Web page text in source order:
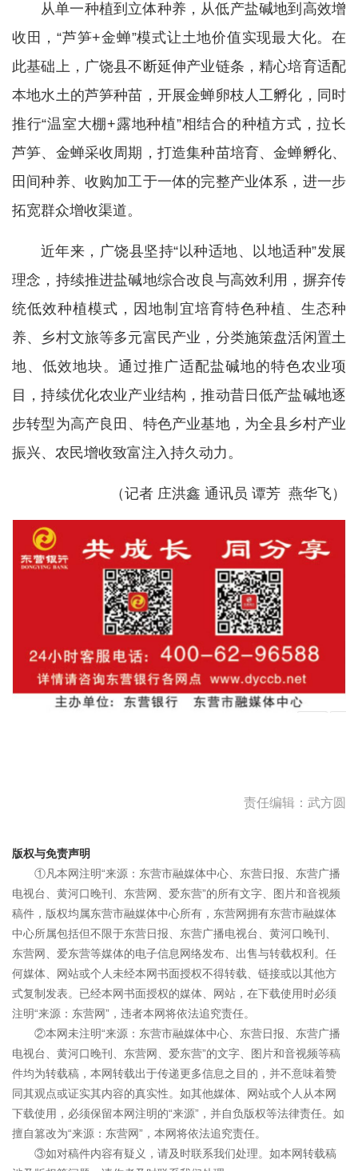
从单一种植到立体种养，从低产盐碱地到高效增
收田，“芦笋+金蝉”模式让土地价值实现最大化。在
此基础上，广饶县不断延伸产业链条，精心培育适配
本地水土的芦笋种苗，开展金蝉卵枝人工孵化，同时
推行“温室大棚+露地种植”相结合的种植方式，拉长
芦笋、金蝉采收周期，打造集种苗培育、金蝉孵化、
田间种养、收购加工于一体的完整产业体系，进一步
拓宽群众增收渠道。
近年来，广饶县坚持“以种适地、以地适种”发展
理念，持续推进盐碱地综合改良与高效利用，摒弃传
统低效种植模式，因地制宜培育特色种植、生态种
养、乡村文旅等多元富民产业，分类施策盘活闲置土
地、低效地块。通过推广适配盐碱地的特色农业项
目，持续优化农业产业结构，推动昔日低产盐碱地逐
步转型为高产良田、特色产业基地，为全县乡村产业
振兴、农民增收致富注入持久动力。
（记者 庄洪鑫 通讯员 谭芳 燕华飞）
责任编辑：武方圆
版权与免责声明
①凡本网注明“来源：东营市融媒体中心、东营日报、东营广播
电视台、黄河口晚刊、东营网、爱东营”的所有文字、图片和音视频
稿件，版权均属东营市融媒体中心所有，东营网拥有东营市融媒体
中心所属包括但不限于东营日报、东营广播电视台、黄河口晚刊、
东营网、爱东营等媒体的电子信息网络发布、出售与转载权利。任
何媒体、网站或个人未经本网书面授权不得转载、链接或以其他方
式复制发表。已经本网书面授权的媒体、网站，在下载使用时必须
注明“来源：东营网”，违者本网将依法追究责任。
②本网未注明“来源：东营市融媒体中心、东营日报、东营广播
电视台、黄河口晚刊、东营网、爱东营”的文字、图片和音视频等稿
件均为转载稿，本网转载出于传递更多信息之目的，并不意味着赞
同其观点或证实其内容的真实性。如其他媒体、网站或个人从本网
下载使用，必须保留本网注明的“来源”，并自负版权等法律责任。如
擅自篡改为“来源：东营网”，本网将依法追究责任。
③如对稿件内容有疑义，请及时联系我们处理。如本网转载稿